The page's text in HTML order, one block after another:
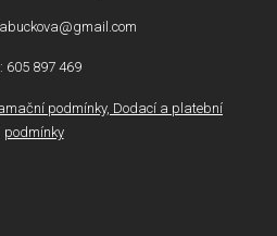
605 897 469
podmínky, Dodací a platební
podmínky